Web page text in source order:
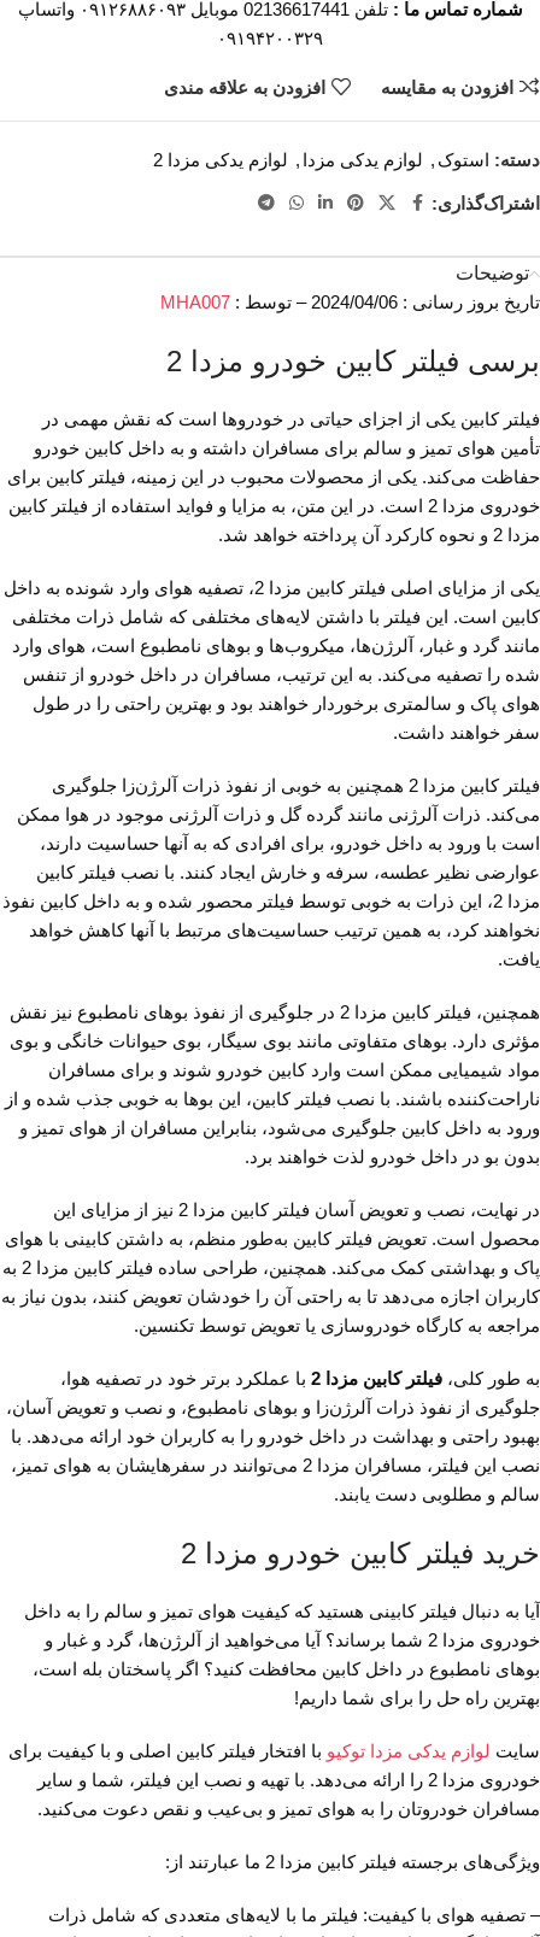
شماره تماس ما :
تلفن 02136617441 موبایل ۰۹۱۲۶۸۸۶۰۹۳ واتساپ
۰۹۱۹۴۲۰۰۳۲۹
افزودن به مقایسه افزودن به علاقه مندی
دسته: استوک , لوازم یدکی مزدا , لوازم یدکی مزدا 2
اشتراک‌گذاری:
توضیحات
تاریخ بروز رسانی : 2024/04/06 – توسط :
MHA007
برسی فیلتر کابین خودرو مزدا 2
فیلتر کابین یکی از اجزای حیاتی در خودروها است که نقش مهمی در
تأمین هوای تمیز و سالم برای مسافران داشته و به داخل کابین خودرو
حفاظت می‌کند. یکی از محصولات محبوب در این زمینه، فیلتر کابین برای
خودروی مزدا 2 است. در این متن، به مزایا و فواید استفاده از فیلتر کابین
مزدا 2 و نحوه کارکرد آن پرداخته خواهد شد.
یکی از مزایای اصلی فیلتر کابین مزدا 2، تصفیه هوای وارد شونده به داخل
کابین است. این فیلتر با داشتن لایه‌های مختلفی که شامل ذرات مختلفی
مانند گرد و غبار، آلرژن‌ها، میکروب‌ها و بوهای نامطبوع است، هوای وارد
شده را تصفیه می‌کند. به این ترتیب، مسافران در داخل خودرو از تنفس
هوای پاک و سالمتری برخوردار خواهند بود و بهترین راحتی را در طول
سفر خواهند داشت.
فیلتر کابین مزدا 2 همچنین به خوبی از نفوذ ذرات آلرژن‌زا جلوگیری
می‌کند. ذرات آلرژنی مانند گرده گل و ذرات آلرژنی موجود در هوا ممکن
است با ورود به داخل خودرو، برای افرادی که به آنها حساسیت دارند،
عوارضی نظیر عطسه، سرفه و خارش ایجاد کنند. با نصب فیلتر کابین
مزدا 2، این ذرات به خوبی توسط فیلتر محصور شده و به داخل کابین نفوذ
نخواهند کرد، به همین ترتیب حساسیت‌های مرتبط با آنها کاهش خواهد
یافت.
همچنین، فیلتر کابین مزدا 2 در جلوگیری از نفوذ بوهای نامطبوع نیز نقش
مؤثری دارد. بوهای متفاوتی مانند بوی سیگار، بوی حیوانات خانگی و بوی
مواد شیمیایی ممکن است وارد کابین خودرو شوند و برای مسافران
ناراحت‌کننده باشند. با نصب فیلتر کابین، این بوها به خوبی جذب شده و از
ورود به داخل کابین جلوگیری می‌شود، بنابراین مسافران از هوای تمیز و
بدون بو در داخل خودرو لذت خواهند برد.
در نهایت، نصب و تعویض آسان فیلتر کابین مزدا 2 نیز از مزایای این
محصول است. تعویض فیلتر کابین به‌طور منظم، به داشتن کابینی با هوای
پاک و بهداشتی کمک می‌کند. همچنین، طراحی ساده فیلتر کابین مزدا 2 به
کاربران اجازه می‌دهد تا به راحتی آن را خودشان تعویض کنند، بدون نیاز به
مراجعه به کارگاه خودروسازی یا تعویض توسط تکنسین.
به طور کلی، فیلتر کابین مزدا 2
با عملکرد برتر خود در تصفیه هوا،
جلوگیری از نفوذ ذرات آلرژن‌زا و بوهای نامطبوع، و نصب و تعویض آسان،
بهبود راحتی و بهداشت در داخل خودرو را به کاربران خود ارائه می‌دهد. با
نصب این فیلتر، مسافران مزدا 2 می‌توانند در سفرهایشان به هوای تمیز،
سالم و مطلوبی دست یابند.
خرید فیلتر کابین خودرو مزدا 2
آیا به دنبال فیلتر کابینی هستید که کیفیت هوای تمیز و سالم را به داخل
خودروی مزدا 2 شما برساند؟ آیا می‌خواهید از آلرژن‌ها، گرد و غبار و
بوهای نامطبوع در داخل کابین محافظت کنید؟ اگر پاسختان بله است،
بهترین راه حل را برای شما داریم!
سایت لوازم یدکی مزدا توکیو با افتخار فیلتر کابین اصلی و با کیفیت برای
خودروی مزدا 2 را ارائه می‌دهد. با تهیه و نصب این فیلتر، شما و سایر
مسافران خودروتان را به هوای تمیز و بی‌عیب و نقص دعوت می‌کنید.
ویژگی‌های برجسته فیلتر کابین مزدا 2 ما عبارتند از:
– تصفیه هوای با کیفیت: فیلتر ما با لایه‌های متعددی که شامل ذرات